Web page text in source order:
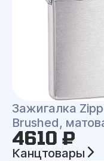
Зажигалка
Brushed,
4610 ₽
Канцтовары